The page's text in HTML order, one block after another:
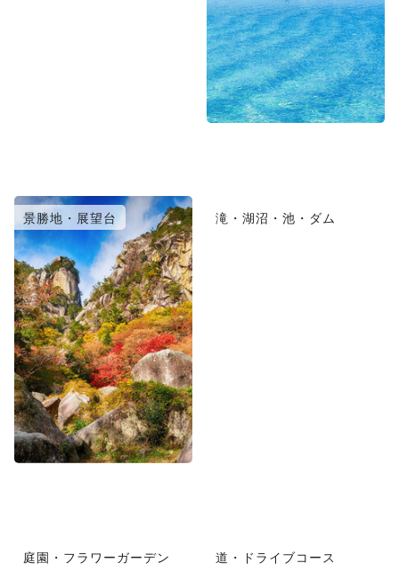
景勝地・展望台 滝・湖沼・池・ダム
庭園・フラワーガーデン 道・ドライブコース